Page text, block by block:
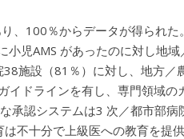
、100％からデータが得られ
児AMS があったのに対し地
施設（81％）に対し、地方
ドラインを有し、専門領域
承認システムは3 次／都市部
は不十分で上級医への教育を